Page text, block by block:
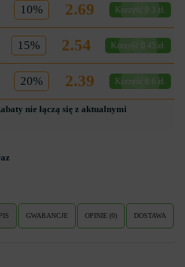
10% 2.69 Korzyść 0.3 zł.
15% 2.54 Korzyść 0.45 zł.
20% 2.39 Korzyść 0.6 zł.
nie łączą się z aktualnymi
GWARANCJE OPINIE (0) DOSTAWA